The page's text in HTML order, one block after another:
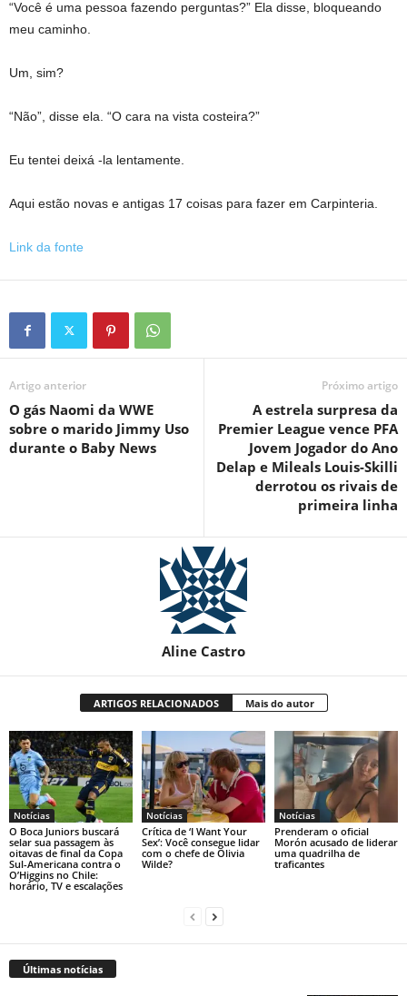
“Você é uma pessoa fazendo perguntas?” Ela disse, bloqueando
meu caminho.
Um, sim?
“Não”, disse ela. “O cara na vista costeira?”
Eu tentei deixá -la lentamente.
Aqui estão novas e antigas 17 coisas para fazer em Carpinteria.
Link da fonte
Artigo anterior
O gás Naomi da WWE
sobre o marido Jimmy Uso
durante o Baby News
Próximo artigo
A estrela surpresa da
Premier League vence PFA
Jovem Jogador do Ano
Delap e Mileals Louis-Skilli
derrotou os rivais de
primeira linha
Aline Castro
ARTIGOS RELACIONADOS Mais do autor
Notícias
O Boca Juniors buscará
selar sua passagem às
oitavas de final da Copa
Sul-Americana contra o
O’Higgins no Chile:
horário, TV e escalações
Notícias
Crítica de ‘I Want Your
Sex’: Você consegue lidar
com o chefe de Olivia
Wilde?
Notícias
Prenderam o oficial
Morón acusado de liderar
uma quadrilha de
traficantes
Últimas notícias